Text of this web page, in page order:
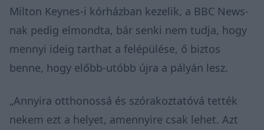
Milton Keynes-i kórházban kezelik, a BBC News-
nak pedig elmondta, bár senki nem tudja, hogy
mennyi ideig tarthat a felépülése, ő biztos
benne, hogy előbb-utóbb újra a pályán lesz.
„Annyira otthonossá és szórakoztatóvá tették
nekem ezt a helyet, amennyire csak lehet. Azt